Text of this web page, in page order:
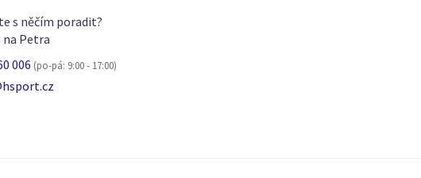
s něčím poradit?
Petra
006 (po-pá: 9:00 - 17:00)